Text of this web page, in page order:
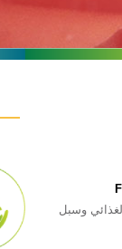
وسبل